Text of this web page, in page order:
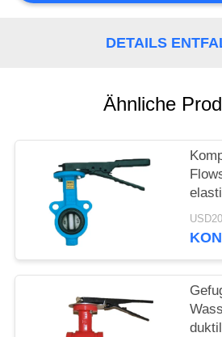
DETAILS
Ähnliche